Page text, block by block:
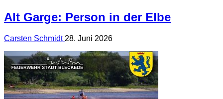
Alt Garge: Person in der Elbe
Carsten Schmidt 28. Juni 2026